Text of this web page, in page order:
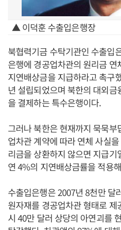
▲ 이덕훈 수출입은행장
북협력기금 수탁기관인 수출입
은행에 경공업차관의 원리금
지연배상금을 지급하라고 촉구
년 설립되었으며 북한의 대외
을 결제하는 특수은행이다.
그러나 북한은 현재까지 묵묵
업차관 계약에 따라 연체 사실
리금을 상환하지 않으면 지급
연 4%의 지연배상금률을 적용
수출입은행은 2007년 8천만 달
원자재를 경공업차관 형태로
시 40만 달러 상당의 아연괴를